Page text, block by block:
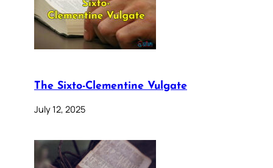
The Sixto-Clementine Vulgate
July 12, 2025